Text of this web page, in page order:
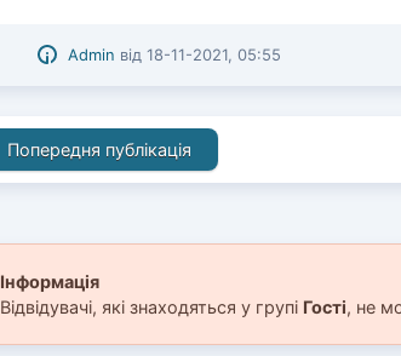
Admin від18-11-2021, 05:55
Попередня публікація
Інформація
Відвідувачі, які знаходяться у групі Гості, не